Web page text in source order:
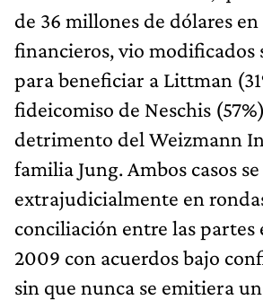
de 36 millones de dólares
financieros, vio modificados
para beneficiar a Littman
fideicomiso de Neschis
detrimento del Weizmann
familia Jung. Ambos casos
extrajudicialmente en
conciliación entre las partes
2009 con acuerdos bajo
sin que nunca se emitiera